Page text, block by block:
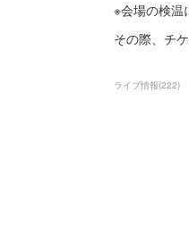
※会場の検温
その際、チ
ライブ情報(222)